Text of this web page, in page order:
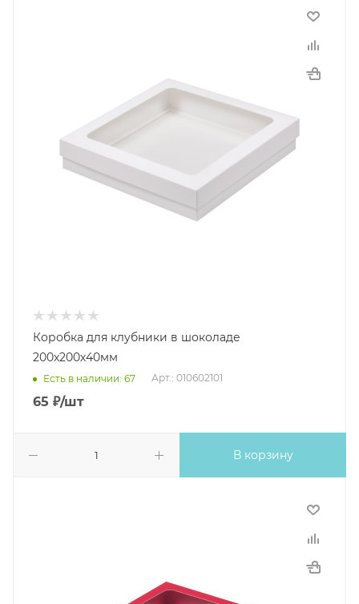
Коробка для клубники в шоколаде
200х200х40мм
Есть в наличии: 67 Арт.: 010602101
65 ₽/шт
В корзину